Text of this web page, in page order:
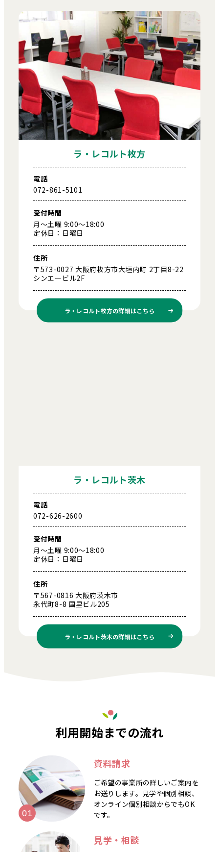
ラ・レコルト枚方
電話
072-861-5101
受付時間
月～土曜 9:00～18:00
定休日：日曜日
住所
〒573-0027 大阪府枚方市大垣内町 2丁目8-22
シンエービル2F
ラ・レコルト枚方の詳細はこちら
ラ・レコルト茨木
電話
072-626-2600
受付時間
月～土曜 9:00～18:00
定休日：日曜日
住所
〒567-0816 大阪府茨木市
永代町8-8 国里ビル205
ラ・レコルト茨木の詳細はこちら
利用開始までの流れ
資料請求
ご希望の事業所の詳しいご案内を
お送りします。見学や個別相談、
オンライン個別相談からでもOK
です。
見学・相談